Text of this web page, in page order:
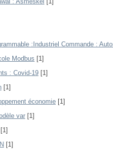
:Industriel Commande :
Modbus [1]
: Covid-19 [1]
[1]
économie [1]
var [1]
[1]
[1]